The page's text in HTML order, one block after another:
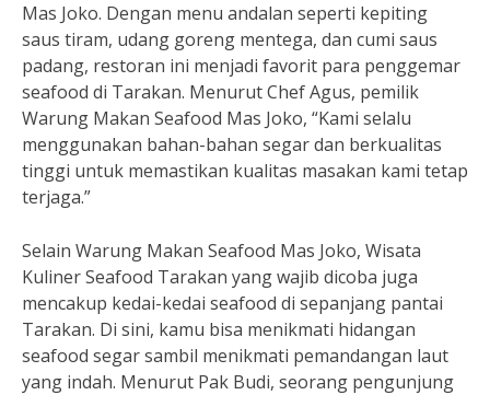
Mas Joko. Dengan menu andalan seperti kepiting
saus tiram, udang goreng mentega, dan cumi saus
padang, restoran ini menjadi favorit para penggemar
seafood di Tarakan. Menurut Chef Agus, pemilik
Warung Makan Seafood Mas Joko, “Kami selalu
menggunakan bahan-bahan segar dan berkualitas
tinggi untuk memastikan kualitas masakan kami tetap
terjaga.”
Selain Warung Makan Seafood Mas Joko, Wisata
Kuliner Seafood Tarakan yang wajib dicoba juga
mencakup kedai-kedai seafood di sepanjang pantai
Tarakan. Di sini, kamu bisa menikmati hidangan
seafood segar sambil menikmati pemandangan laut
yang indah. Menurut Pak Budi, seorang pengunjung